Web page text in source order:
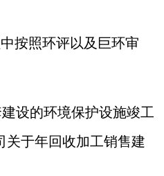
按照环评以及 巨环审
设的环境保护设施竣工
关于年回收加工销售建